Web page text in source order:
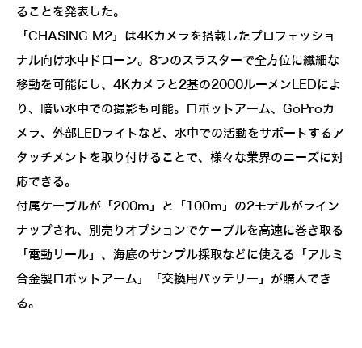
ることを発表した。
「CHASING M2」は4Kカメラを搭載したプロフェッショ
ナル向け水中ドローン。8つのスラスターで全方位に繊細な
移動を可能にし、4Kカメラと2基の2000ルーメンLEDによ
り、暗い水中での撮影も可能。ロボットアーム、GoProカ
メラ、外部LEDライトなど、水中での活動をサポートするア
タッチメントを取り付けることで、様々な業界のニーズに対
応できる。
付属ケーブルが「200m」と「100m」の2モデルがライン
ナップされ、別売りオプションでケーブルを高速に巻き取る
「電動リール」、海底のサンプル採取などに使える「アルミ
合金製ロボットアーム」「交換用バッテリー」が購入でき
る。